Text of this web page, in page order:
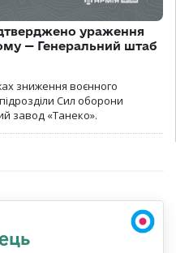
ураження
— Генеральний штаб
зниження воєнного
Сил оборони
завод «Танеко».